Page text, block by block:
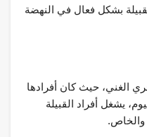
بشكل فعال في النهضة
الغني، حيث كان أفرادها
يشغل أفراد القبيلة
والخاص.